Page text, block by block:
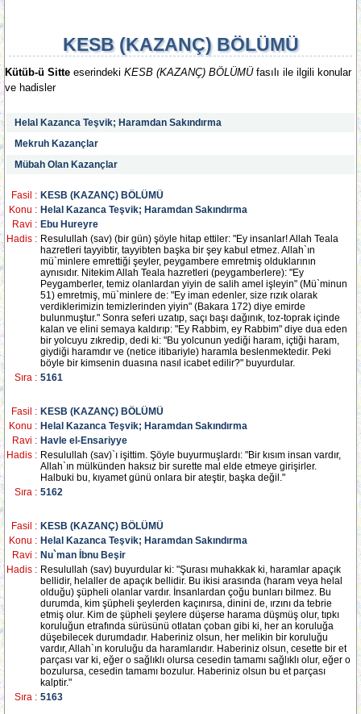
KESB (KAZANÇ) BÖLÜMÜ
Kütüb-ü Sitte eserindeki KESB (KAZANÇ) BÖLÜMÜfasılı ile ilgili konular
ve hadisler
Helal Kazanca Teşvik; Haramdan Sakındırma
Mekruh Kazançlar
Mübah Olan Kazançlar
Fasil : KESB (KAZANÇ) BÖLÜMÜ
Konu : Helal Kazanca Teşvik; Haramdan Sakındırma
Ravi : Ebu Hureyre
Hadis : Resulullah (sav) (bir gün) şöyle hitap ettiler: "Ey insanlar! Allah Teala
hazretleri tayyibtir, tayyibten başka bir şey kabul etmez. Allah`ın
mü`minlere emrettiği şeyler, peygambere emretmiş olduklarının
aynısıdır. Nitekim Allah Teala hazretleri (peygamberlere): "Ey
Peygamberler, temiz olanlardan yiyin de salih amel işleyin" (Mü`minun
51) emretmiş, mü`minlere de: "Ey iman edenler, size rızık olarak
verdiklerimizin temizlerinden yiyin" (Bakara 172) diye emirde
bulunmuştur." Sonra seferi uzatıp, saçı başı dağınık, toz-toprak içinde
kalan ve elini semaya kaldırıp: "Ey Rabbim, ey Rabbim" diye dua eden
bir yolcuyu zıkredip, dedi ki: "Bu yolcunun yediği haram, içtiği haram,
giydiği haramdır ve (netice itibariyle) haramla beslenmektedir. Peki
böyle bir kimsenin duasına nasıl icabet edilir?" buyurdular.
Sıra : 5161
Fasil : KESB (KAZANÇ) BÖLÜMÜ
Konu : Helal Kazanca Teşvik; Haramdan Sakındırma
Ravi : Havle el-Ensariyye
Hadis : Resulullah (sav)`ı işittim. Şöyle buyurmuşlardı: "Bir kısım insan vardır,
Allah`ın mülkünden haksız bir surette mal elde etmeye girişirler.
Halbuki bu, kıyamet günü onlara bir ateştir, başka değil."
Sıra : 5162
Fasil : KESB (KAZANÇ) BÖLÜMÜ
Konu : Helal Kazanca Teşvik; Haramdan Sakındırma
Ravi : Nu`man İbnu Beşir
Hadis : Resulullah (sav) buyurdular ki: "Şurası muhakkak ki, haramlar apaçık
bellidir, helaller de apaçık bellidir. Bu ikisi arasında (haram veya helal
olduğu) şüpheli olanlar vardır. İnsanlardan çoğu bunları bilmez. Bu
durumda, kim şüpheli şeylerden kaçınırsa, dinini de, ırzını da tebrie
etmiş olur. Kim de şüpheli şeylere düşerse harama düşmüş olur, tıpkı
koruluğun etrafında sürüsünü otlatan çoban gibi ki, her an koruluğa
düşebilecek durumdadır. Haberiniz olsun, her melikin bir koruluğu
vardır, Allah`ın koruluğu da haramlarıdır. Haberiniz olsun, cesette bir et
parçası var ki, eğer o sağlıklı olursa cesedin tamamı sağlıklı olur, eğer o
bozulursa, cesedin tamamı bozulur. Haberiniz olsun bu et parçası
kalptir."
Sıra : 5163